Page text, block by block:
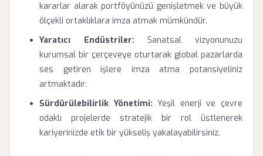
kararlar alarak portföyünüzü genişletmek ve büyük
ölçekli ortaklıklara imza atmak mümkündür.
Yaratıcı Endüstriler: Sanatsal vizyonunuzu
kurumsal bir çerçeveye oturtarak global pazarlarda
ses getiren işlere imza atma potansiyeliniz
artmaktadır.
Sürdürülebilirlik Yönetimi: Yeşil enerji ve çevre
odaklı projelerde stratejik bir rol üstlenerek
kariyerinizde etik bir yükseliş yakalayabilirsiniz.